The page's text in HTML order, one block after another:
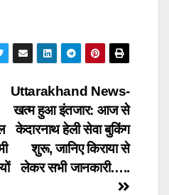
Uttarakhand News-
खत्म हुआ इंतजार: आज से
केदारनाथ हेली सेवा बुकिंग
शुरू, जानिए किराया से
लेकर सभी जानकारी…..